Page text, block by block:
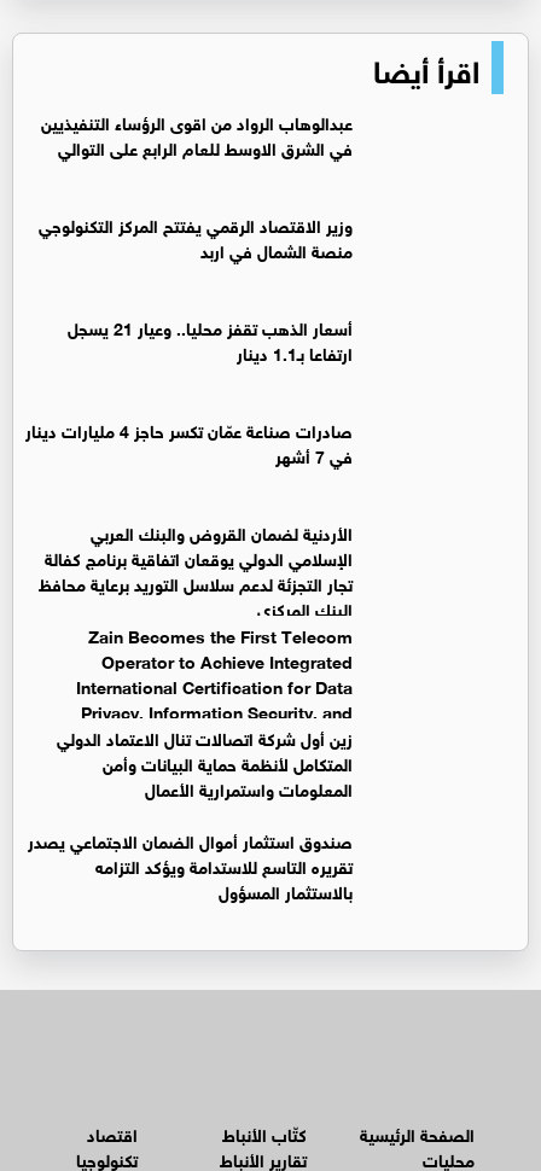
اقرأ أيضا
عبدالوهاب الرواد من اقوى الرؤساء التنفيذيين
في الشرق الاوسط للعام الرابع على التوالي
وزير الاقتصاد الرقمي يفتتح المركز التكنولوجي
منصة الشمال في اربد
أسعار الذهب تقفز محليا.. وعيار 21 يسجل
ارتفاعا بـ1.1 دينار
صادرات صناعة عمّان تكسر حاجز 4 مليارات دينار
في 7 أشهر
الأردنية لضمان القروض والبنك العربي
الإسلامي الدولي يوقعان اتفاقية برنامج كفالة
تجار التجزئة لدعم سلاسل التوريد برعاية محافظ
البنك المركزي
Zain Becomes the First Telecom
Operator to Achieve Integrated
International Certification for Data
Privacy, Information Security, and
Business Continuity Management Systems
زين أول شركة اتصالات تنال الاعتماد الدولي
المتكامل لأنظمة حماية البيانات وأمن
المعلومات واستمرارية الأعمال
صندوق استثمار أموال الضمان الاجتماعي يصدر
تقريره التاسع للاستدامة ويؤكد التزامه
بالاستثمار المسؤول
الصفحة الرئيسية
محليات
كتّاب الأنباط
تقارير الأنباط
اقتصاد
تكنولوجيا